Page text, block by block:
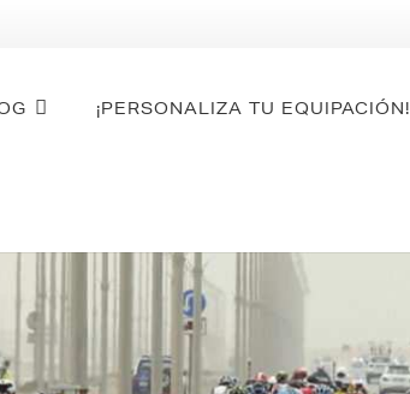
¡PERSONALIZA TU EQUIPACIÓN!